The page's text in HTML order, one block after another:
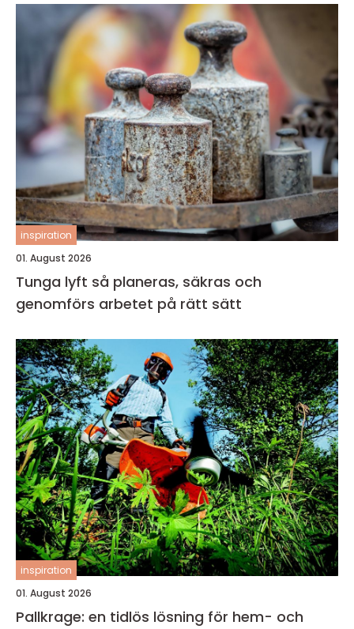
inspiration
01. August 2026
Tunga lyft så planeras, säkras och
genomförs arbetet på rätt sätt
inspiration
01. August 2026
Pallkrage: en tidlös lösning för hem- och